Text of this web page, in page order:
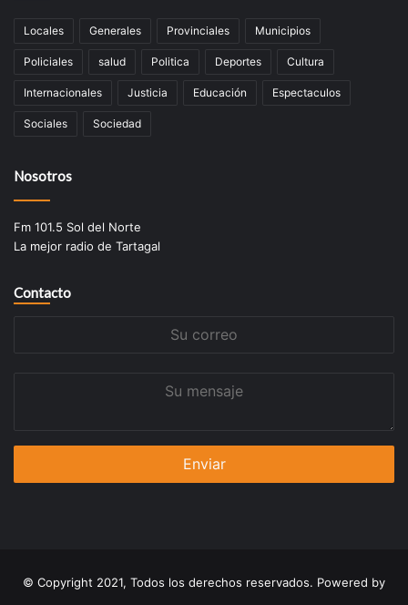
Locales Generales Provinciales Municipios
Policiales salud Politica Deportes Cultura
Internacionales Justicia Educación Espectaculos
Sociales Sociedad
Nosotros
Fm 101.5 Sol del Norte
La mejor radio de Tartagal
Contacto
© Copyright 2021, Todos los derechos reservados. Powered by